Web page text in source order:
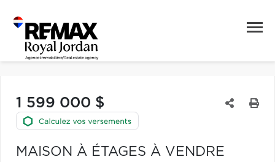
1 599 000 $
MAISON À ÉTAGES À VENDRE